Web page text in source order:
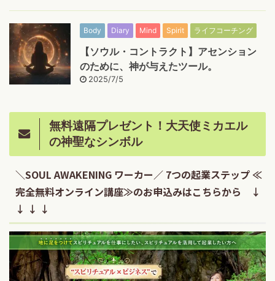
Body Diary Mind Spirit ライフコーチング
【ソウル・コントラクト】アセンション
のために、神が与えたツール。
2025/7/5
無料遠隔プレゼント！大天使ミカエル
の神聖なシンボル
＼SOUL AWAKENING ワーカー／ 7つの起業ステップ ≪
完全無料オンライン講座≫のお申込みはこちらから ↓
↓ ↓ ↓